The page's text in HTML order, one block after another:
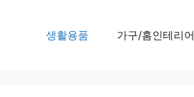
생활용품 가구/홈인테리어